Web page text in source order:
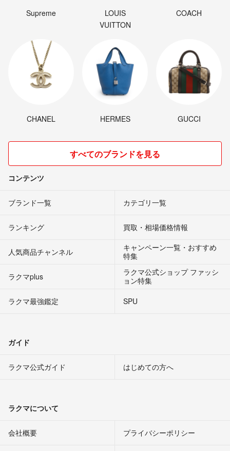
Supreme
LOUIS
VUITTON
COACH
CHANEL HERMES GUCCI
すべてのブランドを見る
コンテンツ
ブランド一覧 カテゴリ一覧
ランキング 買取・相場価格情報
人気商品チャンネル
キャンペーン一覧・おすすめ
特集
ラクマplus
ラクマ公式ショップ ファッシ
ョン特集
ラクマ最強鑑定
SPU
ガイド
ラクマ公式ガイド はじめての方へ
ラクマについて
会社概要 プライバシーポリシー